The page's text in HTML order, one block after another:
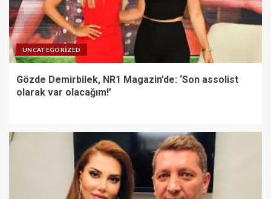
UNCATEGORIZED
Gözde Demirbilek, NR1 Magazin’de: ‘Son assolist
olarak var olacağım!’